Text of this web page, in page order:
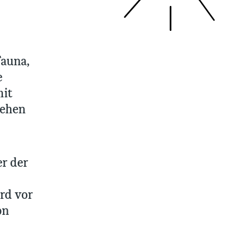
der
vor